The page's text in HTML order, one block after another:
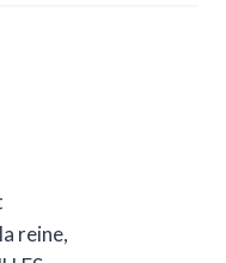
reine,